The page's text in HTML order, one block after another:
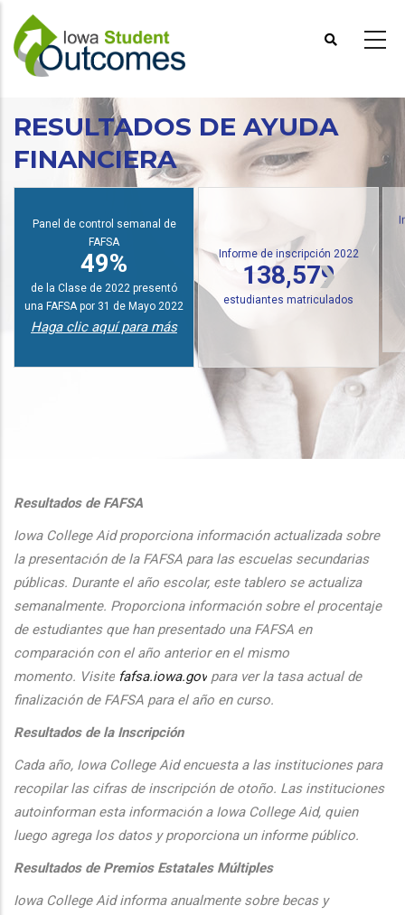
Pasar
contenido
principal
RESULTADOS DE AYUDA
FINANCIERA
Panel de control semanal de
FAFSA
49%
de la Clase de 2022 presentó
una FAFSA por 31 de Mayo 2022
Haga clic aquí para más
Informe de inscripción 2022
138,579
estudiantes matriculados
Resultados de FAFSA
Iowa College Aid proporciona información actualizada sobre
la presentación de la FAFSA para las escuelas secundarias
públicas. Durante el año escolar, este tablero se actualiza
semanalmente. Proporciona información sobre el procentaje
de estudiantes que han presentado una FAFSA en
comparación con el año anterior en el mismo
momento. Visite fafsa.iowa.gov para ver la tasa actual de
finalización de FAFSA para el año en curso.
Resultados de la Inscripción
Cada año, Iowa College Aid encuesta a las instituciones para
recopilar las cifras de inscripción de otoño. Las instituciones
autoinforman esta información a Iowa College Aid, quien
luego agrega los datos y proporciona un informe público.
Resultados de Premios Estatales Múltiples
Iowa College Aid informa anualmente sobre becas y